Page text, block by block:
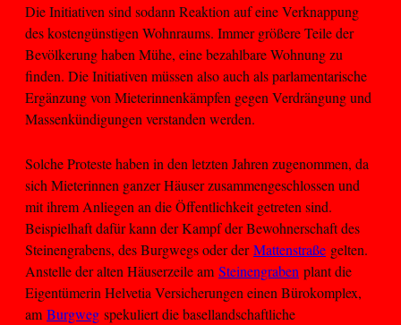
Die Initiativen sind sodann Reaktion auf eine Verknappung
des kostengünstigen Wohnraums. Immer größere Teile der
Bevölkerung haben Mühe, eine bezahlbare Wohnung zu
finden. Die Initiativen müssen also auch als parlamentarische
Ergänzung von Mieterinnenkämpfen gegen Verdrängung und
Massenkündigungen verstanden werden.
Solche Proteste haben in den letzten Jahren zugenommen, da
sich Mieterinnen ganzer Häuser zusammengeschlossen und
mit ihrem Anliegen an die Öffentlichkeit getreten sind.
Beispielhaft dafür kann der Kampf der Bewohnerschaft des
Steinengrabens, des Burgwegs oder derMattenstraße gelten.
Anstelle der alten Häuserzeile am Steinengraben plant die
Eigentümerin Helvetia Versicherungen einen Bürokomplex,
am Burgweg spekuliert die basellandschaftliche